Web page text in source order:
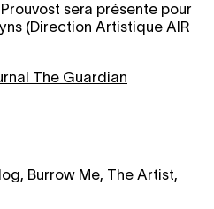
sera présente pour
(Direction Artistique AIR
The Guardian
Burrow Me, The Artist,